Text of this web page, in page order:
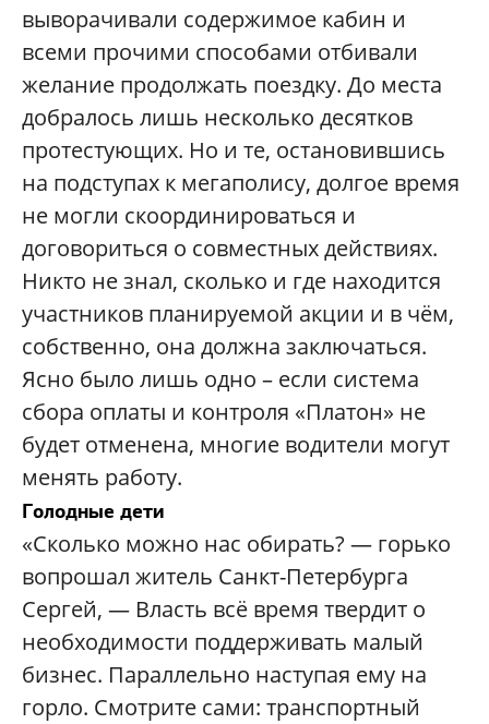
выворачивали содержимое кабин и
всеми прочими способами отбивали
желание продолжать поездку. До места
добралось лишь несколько десятков
протестующих. Но и те, остановившись
на подступах к мегаполису, долгое время
не могли скоординироваться и
договориться о совместных действиях.
Никто не знал, сколько и где находится
участников планируемой акции и в чём,
собственно, она должна заключаться.
Ясно было лишь одно – если система
сбора оплаты и контроля «Платон» не
будет отменена, многие водители могут
менять работу.
Голодные дети
«Сколько можно нас обирать? — горько
вопрошал житель Санкт-Петербурга
Сергей, — Власть всё время твердит о
необходимости поддерживать малый
бизнес. Параллельно наступая ему на
горло. Смотрите сами: транспортный